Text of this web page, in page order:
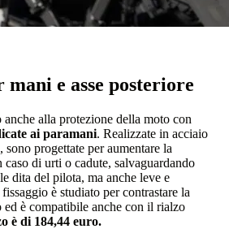
e asse posteriore
alla protezione della moto con
ai paramani. Realizzate in acciaio
progettate per aumentare la
caso di urti o cadute, salvaguardando
dita del pilota, ma anche leve e
è studiato per contrastare la
ed è compatibile anche con il rialzo
è di 184,44 euro.